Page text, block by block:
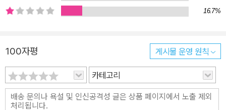
자연환경에 대한 연구, 즉 자연을 대상으로 한 과학적 연구라고 생각
하기 쉽다. 하지만 환경사는 인간과 자연의 상호작용을 중심으로 하
인류학, 지리학, 생물학, 인구학 등의 분야를 종횡무진 누비면서 역사
적 관점과 생태학적 관점으로 통합하는 능력이 필요하다. 이러한 점
에서 마크 엘빈은 탁월한 능력을 발휘한다. 이 책의 제목 ‘코끼리의 후
퇴’는 기원전 2000년 무렵, 중국 농경문화의 정착으로 인간과 서식
지 경쟁을 벌이다 밀려난 코끼리의 후퇴 양상이 중국 땅에서 인간과
16.7%
100자평 게시물 운영 원칙
카테고리